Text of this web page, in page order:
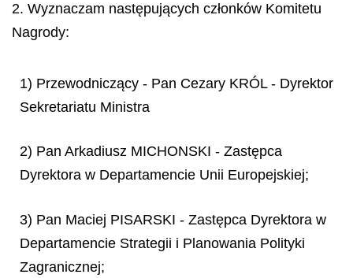
2. Wyznaczam następujących członków Komitetu
Nagrody:
1) Przewodniczący - Pan Cezary KRÓL - Dyrektor
Sekretariatu Ministra
2) Pan Arkadiusz MICHONSKI - Zastępca
Dyrektora w Departamencie Unii Europejskiej;
3) Pan Maciej PISARSKI - Zastępca Dyrektora w
Departamencie Strategii i Planowania Polityki
Zagranicznej;